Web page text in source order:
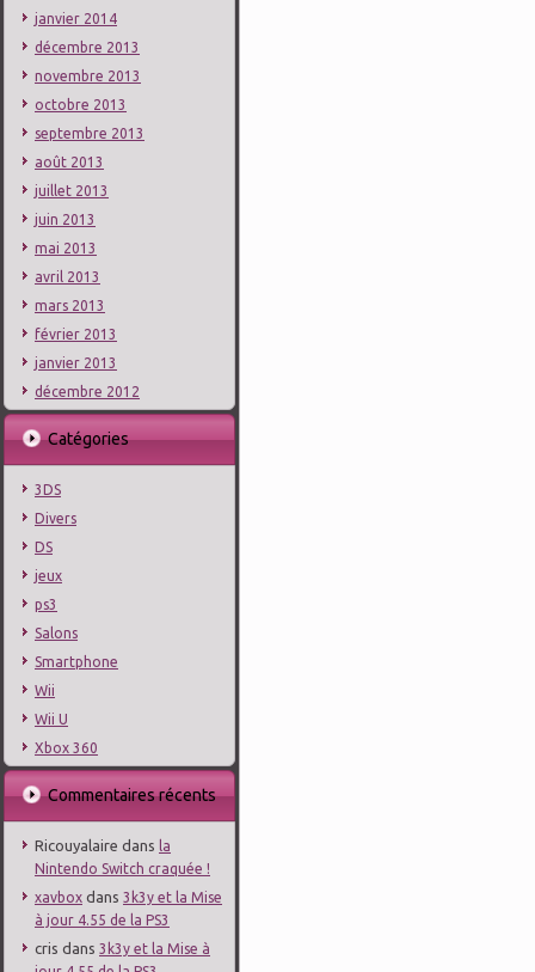
janvier 2014
décembre 2013
novembre 2013
octobre 2013
septembre 2013
août 2013
juillet 2013
juin 2013
mai 2013
avril 2013
mars 2013
février 2013
janvier 2013
décembre 2012
Catégories
3DS
Divers
DS
jeux
ps3
Salons
Smartphone
Wii
Wii U
Xbox 360
Commentaires récents
Ricouyalaire dans la
Nintendo Switch craquée !
xavbox dans 3k3y et la Mise
à jour 4.55 de la PS3
cris dans 3k3y et la Mise à